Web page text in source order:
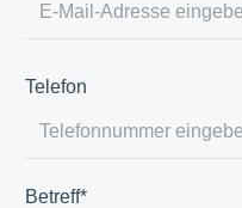
Telefon
Betreff*